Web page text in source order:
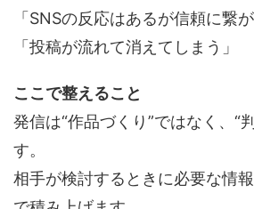
「SNSの反応はあるが信頼に繋が
「投稿が流れて消えてしまう」
ここで整えること
発信は“作品づくり”ではなく、“
す。
相手が検討するときに必要な情